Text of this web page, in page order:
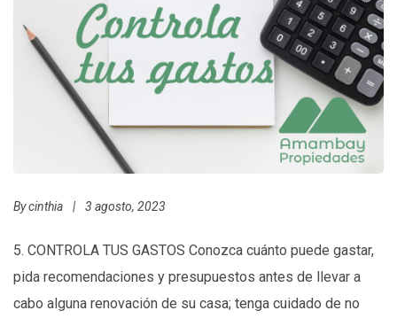
Bycinthia | 3 agosto, 2023
5. CONTROLA TUS GASTOS Conozca cuánto puede gastar,
pida recomendaciones y presupuestos antes de llevar a
cabo alguna renovación de su casa; tenga cuidado de no